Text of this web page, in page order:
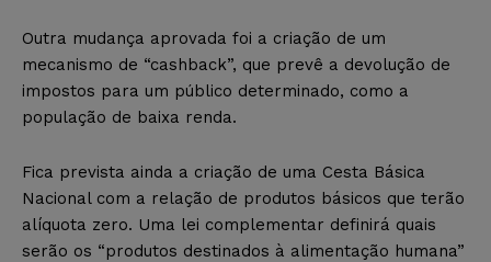
Outra mudança aprovada foi a criação de um
mecanismo de “cashback”, que prevê a devolução de
impostos para um público determinado, como a
população de baixa renda.
Fica prevista ainda a criação de uma Cesta Básica
Nacional com a relação de produtos básicos que terão
alíquota zero. Uma lei complementar definirá quais
serão os “produtos destinados à alimentação humana”